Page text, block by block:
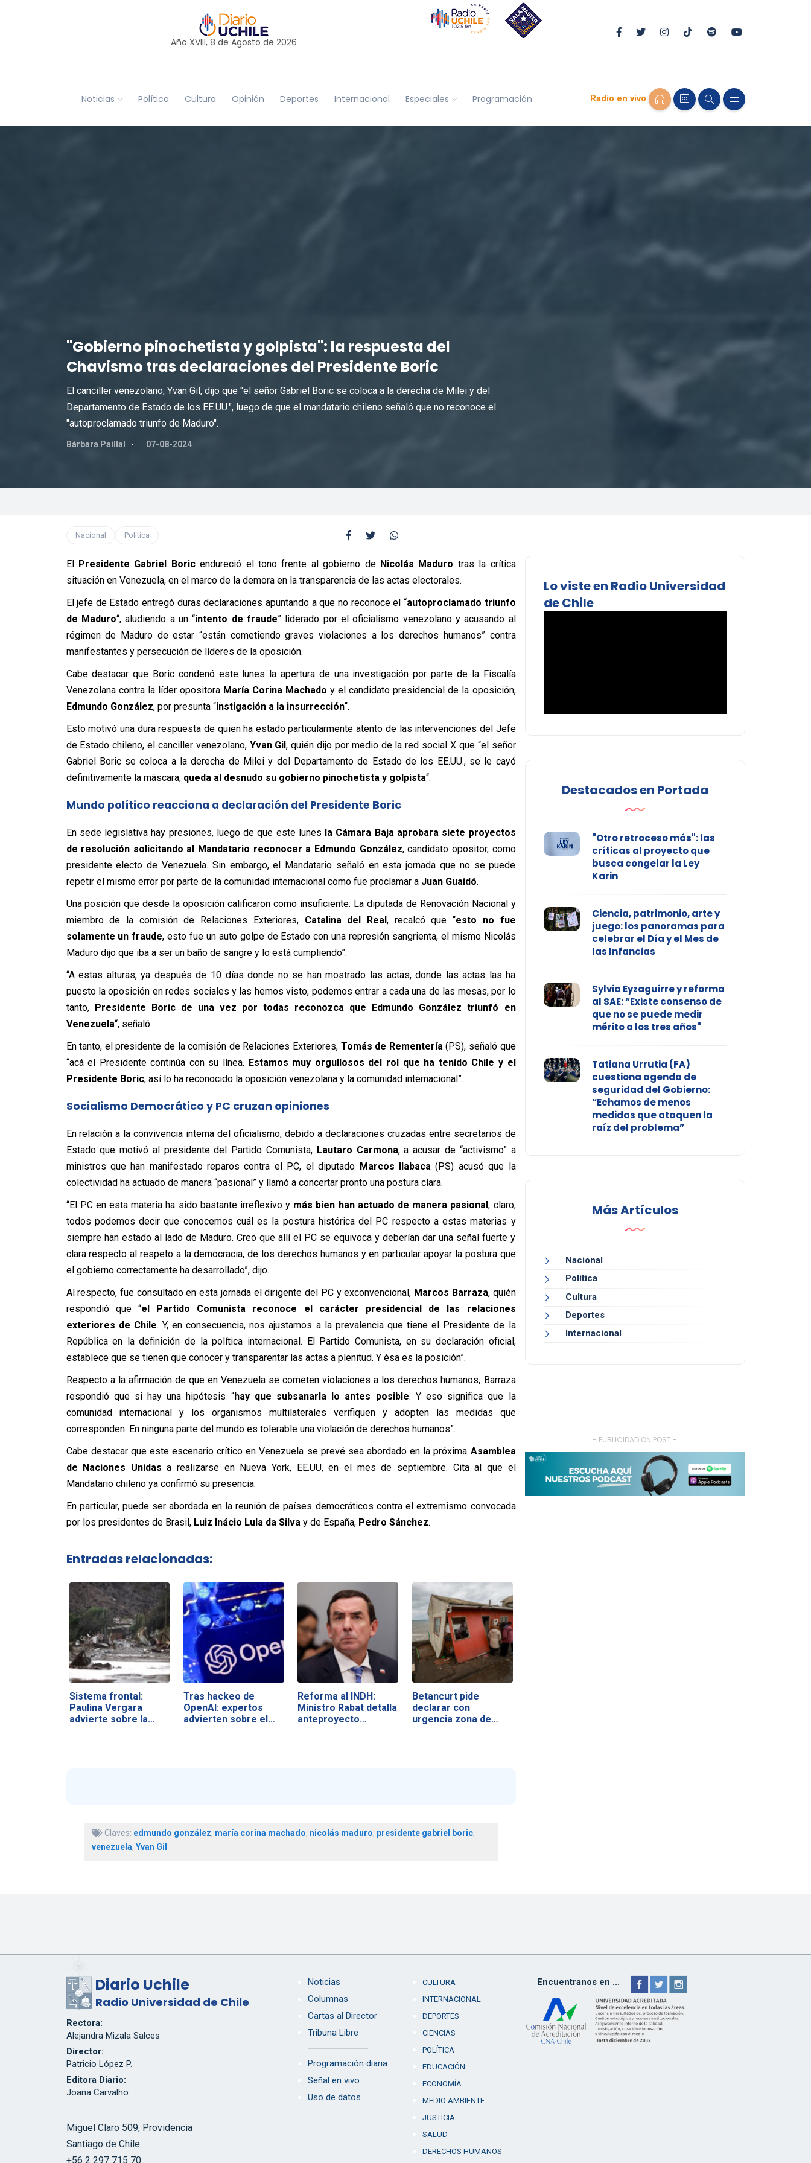
Año XVIII, 8 de Agosto de 2026
Noticias Política Cultura Opinión Deportes Internacional Especiales Programación Radio en vivo
"Gobierno pinochetista y golpista": la respuesta del
Chavismo tras declaraciones del Presidente Boric
El canciller venezolano, Yvan Gil, dijo que "el señor Gabriel Boric se coloca a la derecha de Milei y del
Departamento de Estado de los EE.UU.", luego de que el mandatario chileno señaló que no reconoce el
"autoproclamado triunfo de Maduro".
Bárbara Paillal 07-08-2024
Nacional Política
El Presidente Gabriel Boricendureció el tono frente al gobierno deNicolás Maduro tras la crítica
situación en Venezuela, en el marco de la demora en la transparencia de las actas electorales.
El jefe de Estado entregó duras declaraciones apuntando a que no reconoce el “autoproclamado triunfo
de Maduro“, aludiendo a un “intento de fraude” liderado por el oficialismo venezolano y acusando al
régimen de Maduro de estar “están cometiendo graves violaciones a los derechos humanos” contra
manifestantes y persecución de líderes de la oposición.
Cabe destacar que Boric condenó este lunes la apertura de una investigación por parte de la Fiscalía
Venezolana contra la líder opositora María Corina Machado y el candidato presidencial de la oposición,
Edmundo González, por presunta “instigación a la insurrección“.
Esto motivó una dura respuesta de quien ha estado particularmente atento de las intervenciones del Jefe
de Estado chileno, el canciller venezolano,Yvan Gil, quién dijo por medio de la red social X que “el señor
Gabriel Boric se coloca a la derecha de Milei y del Departamento de Estado de los EE.UU., se le cayó
definitivamente la máscara, queda al desnudo su gobierno pinochetista y golpista“.
Mundo político reacciona a declaración del Presidente Boric
En sede legislativa hay presiones, luego de que este lunes la Cámara Baja aprobara siete proyectos
de resolución solicitando al Mandatario reconocer a Edmundo González, candidato opositor, como
presidente electo de Venezuela. Sin embargo, el Mandatario señaló en esta jornada que no se puede
repetir el mismo error por parte de la comunidad internacional como fue proclamar a Juan Guaidó.
Una posición que desde la oposición calificaron como insuficiente. La diputada de Renovación Nacional y
miembro de la comisión de Relaciones Exteriores, Catalina del Real, recalcó que “esto no fue
solamente un fraude, esto fue un auto golpe de Estado con una represión sangrienta, el mismo Nicolás
Maduro dijo que iba a ser un baño de sangre y lo está cumpliendo”.
“A estas alturas, ya después de 10 días donde no se han mostrado las actas, donde las actas las ha
puesto la oposición en redes sociales y las hemos visto, podemos entrar a cada una de las mesas, por lo
tanto, Presidente Boric de una vez por todas reconozca que Edmundo González triunfó en
Venezuela“, señaló.
En tanto, el presidente de la comisión de Relaciones Exteriores,Tomás de Rementería(PS), señaló que
“acá el Presidente continúa con su línea. Estamos muy orgullosos del rol que ha tenido Chile y el
Presidente Boric, así lo ha reconocido la oposición venezolana y la comunidad internacional”.
Socialismo Democrático y PC cruzan opiniones
En relación a la convivencia interna del oficialismo, debido a declaraciones cruzadas entre secretarios de
Estado que motivó al presidente del Partido Comunista, Lautaro Carmona, a acusar de “activismo” a
ministros que han manifestado reparos contra el PC, el diputado Marcos Ilabaca(PS) acusó que la
colectividad ha actuado de manera “pasional” y llamó a concertar pronto una postura clara.
“El PC en esta materia ha sido bastante irreflexivo y más bien han actuado de manera pasional, claro,
todos podemos decir que conocemos cuál es la postura histórica del PC respecto a estas materias y
siempre han estado al lado de Maduro. Creo que allí el PC se equivoca y deberían dar una señal fuerte y
clara respecto al respeto a la democracia, de los derechos humanos y en particular apoyar la postura que
el gobierno correctamente ha desarrollado”, dijo.
Al respecto, fue consultado en esta jornada el dirigente del PC y exconvencional, Marcos Barraza, quién
respondió que “el Partido Comunista reconoce el carácter presidencial de las relaciones
exteriores de Chile. Y, en consecuencia, nos ajustamos a la prevalencia que tiene el Presidente de la
República en la definición de la política internacional. El Partido Comunista, en su declaración oficial,
establece que se tienen que conocer y transparentar las actas a plenitud. Y ésa es la posición”.
Respecto a la afirmación de que en Venezuela se cometen violaciones a los derechos humanos, Barraza
respondió que si hay una hipótesis “hay que subsanarla lo antes posible. Y eso significa que la
comunidad internacional y los organismos multilaterales verifiquen y adopten las medidas que
corresponden. En ninguna parte del mundo es tolerable una violación de derechos humanos”.
Cabe destacar que este escenario crítico en Venezuela se prevé sea abordado en la próxima Asamblea
de Naciones Unidas a realizarse en Nueva York, EE.UU, en el mes de septiembre. Cita al que el
Mandatario chileno ya confirmó su presencia.
En particular, puede ser abordada en la reunión de países democráticos contra el extremismo convocada
por los presidentes de Brasil, Luiz Inácio Lula da Silvay de España, Pedro Sánchez.
Entradas relacionadas:
Sistema frontal:
Paulina Vergara
advierte sobre la…
Tras hackeo de
OpenAI: expertos
advierten sobre el…
Reforma al INDH:
Ministro Rabat detalla
anteproyecto…
Betancurt pide
declarar con
urgencia zona de…
Claves: edmundo gonzález, maría corina machado, nicolás maduro, presidente gabriel boric,
venezuela, Yvan Gil
Lo viste en Radio Universidad
de Chile
Destacados en Portada
"Otro retroceso más": las
críticas al proyecto que
busca congelar la Ley
Karin
Ciencia, patrimonio, arte y
juego: los panoramas para
celebrar el Día y el Mes de
las Infancias
Sylvia Eyzaguirre y reforma
al SAE: “Existe consenso de
que no se puede medir
mérito a los tres años"
Tatiana Urrutia (FA)
cuestiona agenda de
seguridad del Gobierno:
“Echamos de menos
medidas que ataquen la
raíz del problema”
Más Artículos
Nacional
Política
Cultura
Deportes
Internacional
- PUBLICIDAD ON POST -
Diario Uchile
Radio Universidad de Chile
Rectora:
Alejandra Mizala Salces
Director:
Patricio López P.
Editora Diario:
Joana Carvalho
Miguel Claro 509, Providencia
Santiago de Chile
+56 2 297 715 70
Noticias
Columnas
Cartas al Director
Tribuna Libre
Programación diaria
Señal en vivo
Uso de datos
CULTURA
INTERNACIONAL
DEPORTES
CIENCIAS
POLÍTICA
EDUCACIÓN
ECONOMÍA
MEDIO AMBIENTE
JUSTICIA
SALUD
DERECHOS HUMANOS
Encuentranos en ...